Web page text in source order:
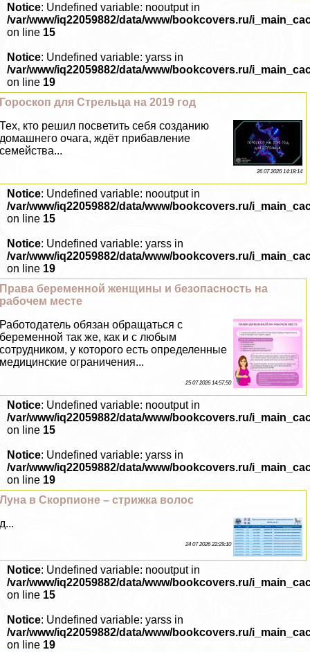
Notice: Undefined variable: nooutput in
/var/www/iq22059882/data/www/bookcovers.ru/
on line 15
Notice: Undefined variable: yarss in
/var/www/iq22059882/data/www/bookcovers.ru/
on line 19
Гороскоп для Стрельца на 2019 год
Тех, кто решил посветить себя созданию
домашнего очага, ждёт прибавление
семейства...
26 07 2026 14:18:14
Notice: Undefined variable: nooutput in
/var/www/iq22059882/data/www/bookcovers.ru/
on line 15
Notice: Undefined variable: yarss in
/var/www/iq22059882/data/www/bookcovers.ru/
on line 19
Права беременной женщины и безопасность на
рабочем месте
Работодатель обязан обращаться с
беременной так же, как и с любым
сотрудником, у которого есть определенные
медицинские ограничения...
25 07 2026 14:57:50
Notice: Undefined variable: nooutput in
/var/www/iq22059882/data/www/bookcovers.ru/
on line 15
Notice: Undefined variable: yarss in
/var/www/iq22059882/data/www/bookcovers.ru/
on line 19
Луна в Скорпионе – стрижка волос
д...
24 07 2026 22:29:10
Notice: Undefined variable: nooutput in
/var/www/iq22059882/data/www/bookcovers.ru/
on line 15
Notice: Undefined variable: yarss in
/var/www/iq22059882/data/www/bookcovers.ru/
on line 19